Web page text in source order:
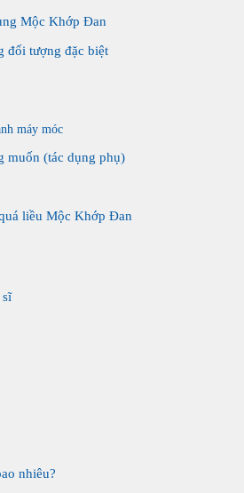
Mộc Khớp Đan
đối tượng đặc biệt
máy móc
muốn (tác dụng phụ)
liều Mộc Khớp Đan
sĩ
nhiêu?